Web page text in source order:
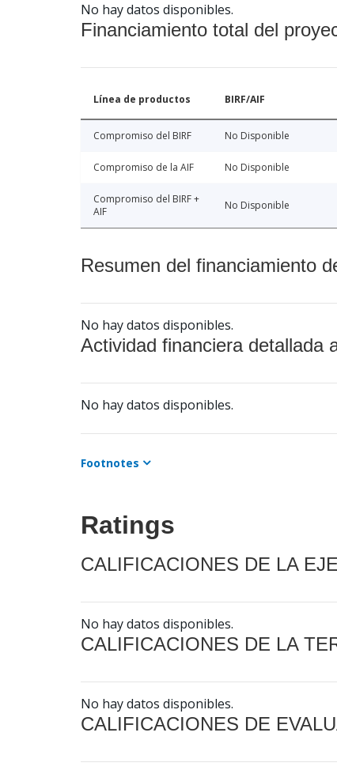
No hay datos disponibles.
Financiamiento total del
Línea de productos BIRF/AIF
Compromiso del BIRF No Disponible
Compromiso de la AIF No Disponible
Compromiso del BIRF +
AIF
No Disponible
Resumen del financiamiento
No hay datos disponibles.
Actividad financiera detallada
No hay datos disponibles.
Footnotes
Ratings
CALIFICACIONES DE LA
No hay datos disponibles.
CALIFICACIONES DE LA
No hay datos disponibles.
CALIFICACIONES DE